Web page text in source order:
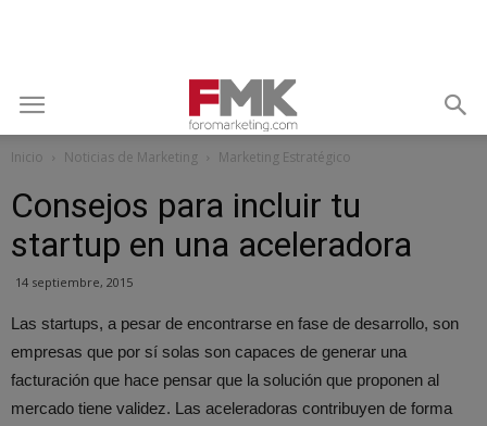
Inicio Noticias de Marketing Marketing Estratégico
Consejos para incluir tu
startup en una aceleradora
14 septiembre, 2015
Las startups, a pesar de encontrarse en fase de desarrollo, son
empresas que por sí solas son capaces de generar una
facturación que hace pensar que la solución que proponen al
mercado tiene validez. Las aceleradoras contribuyen de forma